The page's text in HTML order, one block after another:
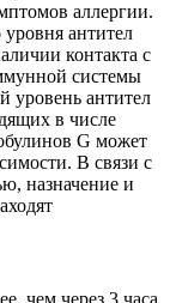
аллергии.
антител
контакта с
системы
уровень антител
в числе
G может
В связи с
назначение и